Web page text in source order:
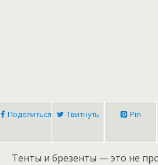
Поделиться Твитнуть Pin
Тенты и брезенты — это не